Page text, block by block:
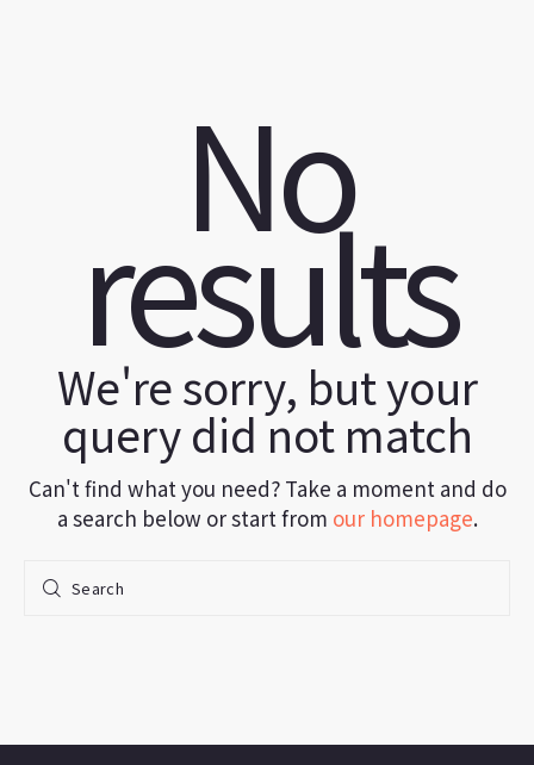
No
results
We're sorry, but your
query did not match
Can't find what you need? Take a moment and do
a search below or start from our homepage.